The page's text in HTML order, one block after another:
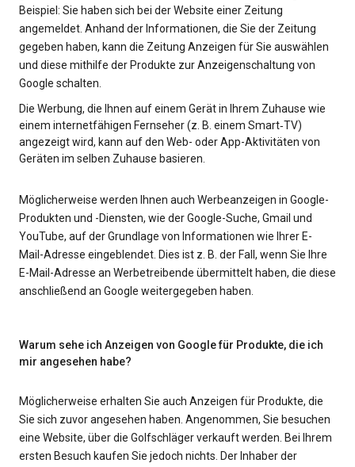
Beispiel: Sie haben sich bei der Website einer Zeitung
angemeldet. Anhand der Informationen, die Sie der Zeitung
gegeben haben, kann die Zeitung Anzeigen für Sie auswählen
und diese mithilfe der Produkte zur Anzeigenschaltung von
Google schalten.
Die Werbung, die Ihnen auf einem Gerät in Ihrem Zuhause wie
einem internetfähigen Fernseher (z. B. einem Smart‑TV)
angezeigt wird, kann auf den Web- oder App-Aktivitäten von
Geräten im selben Zuhause basieren.
Möglicherweise werden Ihnen auch Werbeanzeigen in Google-
Produkten und -Diensten, wie der Google-Suche, Gmail und
YouTube, auf der Grundlage von Informationen wie Ihrer E-
Mail-Adresse eingeblendet. Dies ist z. B. der Fall, wenn Sie Ihre
E-Mail-Adresse an Werbetreibende übermittelt haben, die diese
anschließend an Google weitergegeben haben.
Warum sehe ich Anzeigen von Google für Produkte, die ich
mir angesehen habe?
Möglicherweise erhalten Sie auch Anzeigen für Produkte, die
Sie sich zuvor angesehen haben. Angenommen, Sie besuchen
eine Website, über die Golfschläger verkauft werden. Bei Ihrem
ersten Besuch kaufen Sie jedoch nichts. Der Inhaber der